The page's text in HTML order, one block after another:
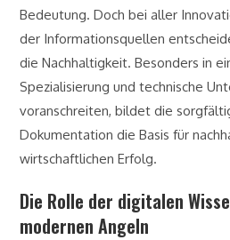
Bedeutung. Doch bei aller
der Informationsquellen
die Nachhaltigkeit. Besonders in
Spezialisierung und technische
voranschreiten, bildet die
Dokumentation die Basis für
wirtschaftlichen Erfolg.
Die Rolle der digitalen
modernen Angeln